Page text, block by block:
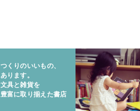
つくりのいいもの、
あります。
文具と雑貨を
豊富に取り揃えた書店